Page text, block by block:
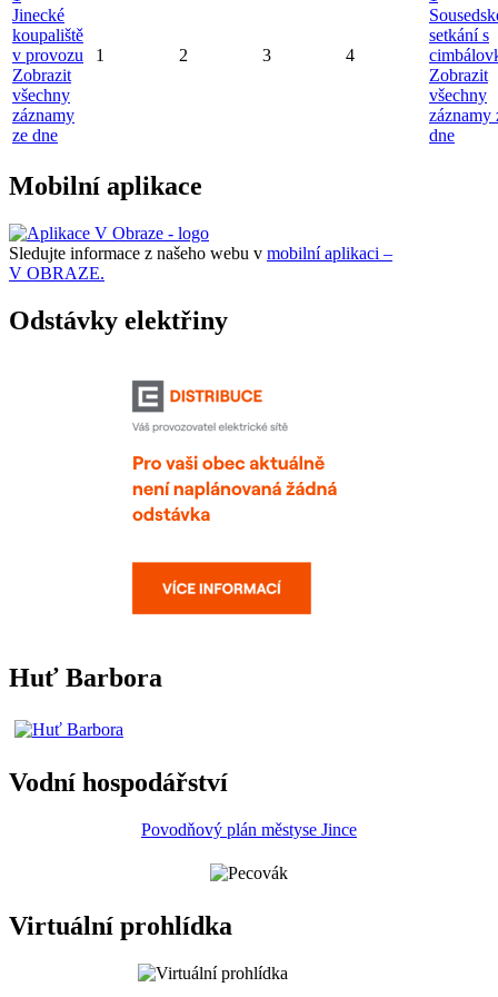
Jinecké
koupaliště
v provozu
Zobrazit
všechny
záznamy
ze dne
1 2 3 4
setkání s
Zobrazit
všechny
záznamy
dne
Mobilní aplikace
Sledujte informace z našeho webu v mobilní aplikaci –
V OBRAZE.
Odstávky elektřiny
Huť Barbora
Vodní hospodářství
Povodňový plán městyse Jince
Virtuální prohlídka